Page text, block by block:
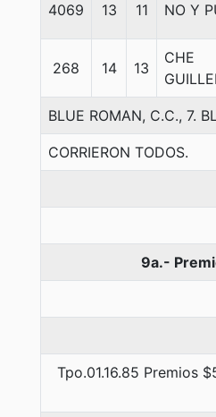
4069 13 11 NO Y
268 14 13
CHE
BLUE ROMAN, C.C., 7.
CORRIERON TODOS.
9a.-
Tpo.01.16.85 Premios